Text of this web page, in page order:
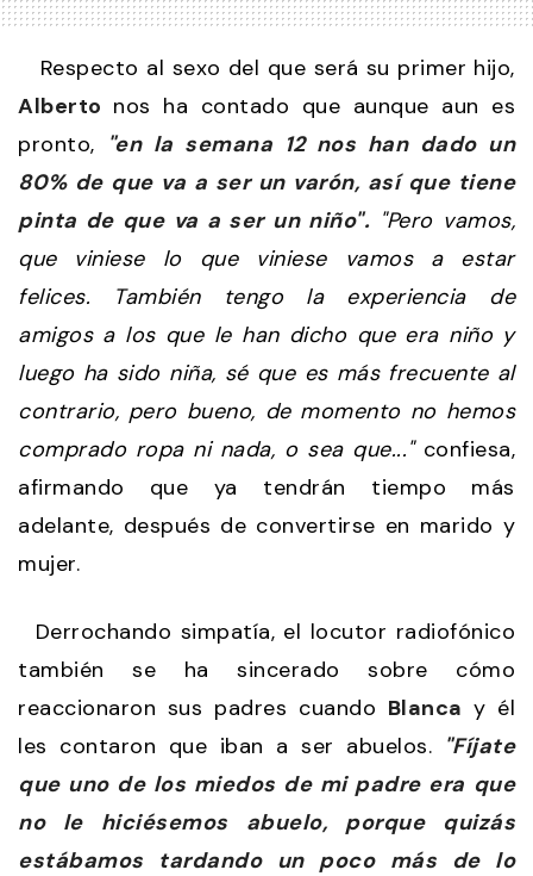
Respecto al sexo del que será su primer hijo,
Alberto nos ha contado que aunque aun es
pronto, "en la semana 12 nos han dado un
80% de que va a ser un varón, así que tiene
pinta de que va a ser un niño". "Pero vamos,
que viniese lo que viniese vamos a estar
felices. También tengo la experiencia de
amigos a los que le han dicho que era niño y
luego ha sido niña, sé que es más frecuente al
contrario, pero bueno, de momento no hemos
comprado ropa ni nada, o sea que..."confiesa,
afirmando que ya tendrán tiempo más
adelante, después de convertirse en marido y
mujer.
Derrochando simpatía, el locutor radiofónico
también se ha sincerado sobre cómo
reaccionaron sus padres cuando Blanca y él
les contaron que iban a ser abuelos. "Fíjate
que uno de los miedos de mi padre era que
no le hiciésemos abuelo, porque quizás
estábamos tardando un poco más de lo